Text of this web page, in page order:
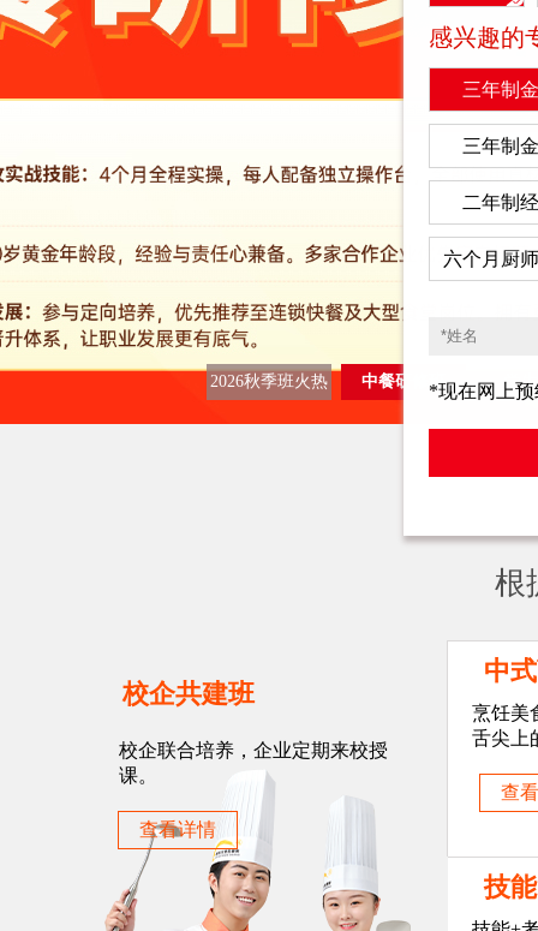
荐
专
点
业
大厨精英 二年制
厨师长研修班
金鼎大厨 三年制
金典总厨 三年制
欧尚西点 10个月
时尚西点 10个月
2026秋季班火热
中餐研修班 学
根
校企共建班
校企联合培养，企业定期来校授
课。
查看详情
中
烹饪美
舌尖上
查
技
感兴趣的
三年制
三年制
二年制
六个月厨
*现在网上